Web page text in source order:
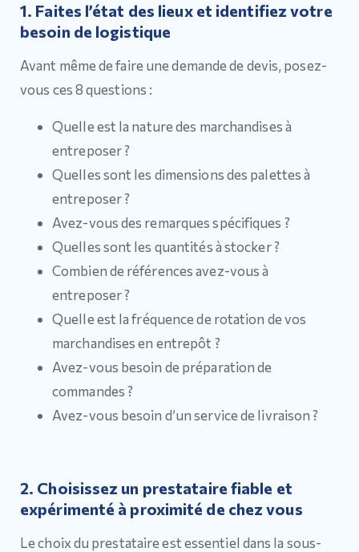
1. Faites l’état des lieux et identifiez votre
besoin de logistique
Avant même de faire une demande de devis, posez-
vous ces 8 questions :
Quelle est la nature des marchandises à
entreposer ?
Quelles sont les dimensions des palettes à
entreposer ?
Avez-vous des remarques spécifiques ?
Quelles sont les quantités à stocker ?
Combien de références avez-vous à
entreposer ?
Quelle est la fréquence de rotation de vos
marchandises en entrepôt ?
Avez-vous besoin de préparation de
commandes ?
Avez-vous besoin d’un service de livraison ?
2. Choisissez un prestataire fiable et
expérimenté à proximité de chez vous
Le choix du prestataire est essentiel dans la sous-